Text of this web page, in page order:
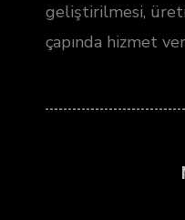
geliştirilmesi,
çapında hizmet